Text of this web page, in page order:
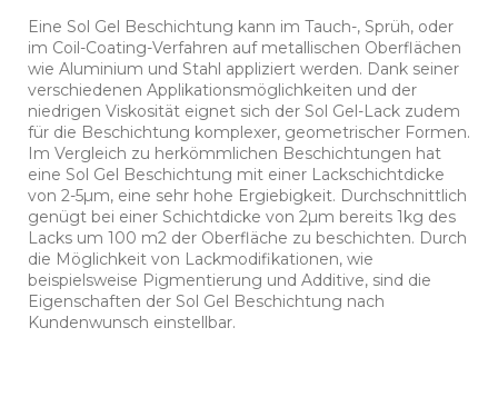
Eine Sol Gel Beschichtung kann im Tauch-, Sprüh, oder
im Coil-Coating-Verfahren auf metallischen Oberflächen
wie Aluminium und Stahl appliziert werden. Dank seiner
verschiedenen Applikationsmöglichkeiten und der
niedrigen Viskosität eignet sich der Sol Gel-Lack zudem
für die Beschichtung komplexer, geometrischer Formen.
Im Vergleich zu herkömmlichen Beschichtungen hat
eine Sol Gel Beschichtung mit einer Lackschichtdicke
von 2-5µm, eine sehr hohe Ergiebigkeit. Durchschnittlich
genügt bei einer Schichtdicke von 2µm bereits 1kg des
Lacks um 100 m2 der Oberfläche zu beschichten. Durch
die Möglichkeit von Lackmodifikationen, wie
beispielsweise Pigmentierung und Additive, sind die
Eigenschaften der Sol Gel Beschichtung nach
Kundenwunsch einstellbar.